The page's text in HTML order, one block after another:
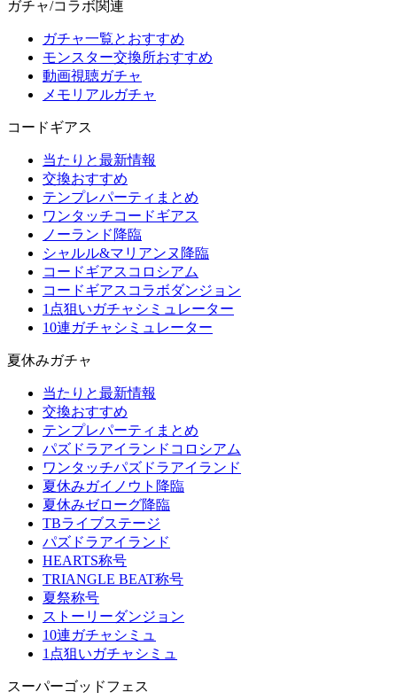
ガチャ/コラボ関連
ガチャ一覧とおすすめ
モンスター交換所おすすめ
動画視聴ガチャ
メモリアルガチャ
コードギアス
当たりと最新情報
交換おすすめ
テンプレパーティまとめ
ワンタッチコードギアス
ノーランド降臨
シャルル&マリアンヌ降臨
コードギアスコロシアム
コードギアスコラボダンジョン
1点狙いガチャシミュレーター
10連ガチャシミュレーター
夏休みガチャ
当たりと最新情報
交換おすすめ
テンプレパーティまとめ
パズドラアイランドコロシアム
ワンタッチパズドラアイランド
夏休みガイノウト降臨
夏休みゼローグ降臨
TBライブステージ
パズドラアイランド
HEARTS称号
TRIANGLE BEAT称号
夏祭称号
ストーリーダンジョン
10連ガチャシミュ
1点狙いガチャシミュ
スーパーゴッドフェス